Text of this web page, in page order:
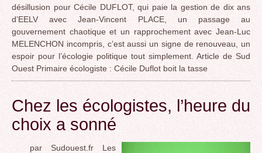
désillusion pour Cécile DUFLOT, qui paie la gestion de dix ans
d’EELV avec Jean-Vincent PLACE, un passage au
gouvernement chaotique et un rapprochement avec Jean-Luc
MEL​E​NCHON incompris, c’est aussi un signe de renouveau, un
espoir pour l’écologie politique tout simplement. Article de Sud
Ouest Primaire écologiste : Cécile Duflot boit la tasse
Chez les écologistes, l’heure du
choix a sonné
par Sudouest.fr Les